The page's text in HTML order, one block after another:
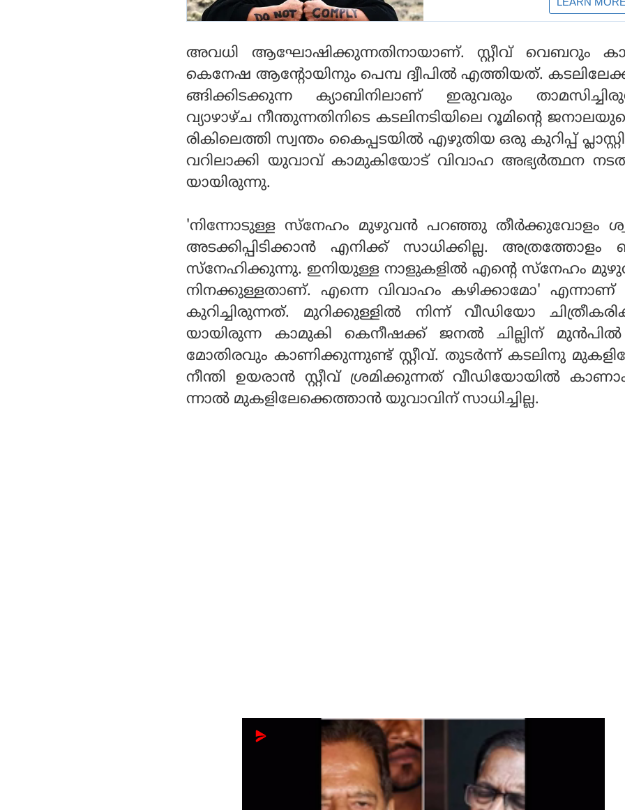
അവധി ആഘോഷിക്കുന്നതിനായാണ്. സ്റ്റീവ് വെബറും
കെനേഷ ആന്റോയിനും പെമ്പ ദ്വീപിൽ എത്തിയത്.
ങ്ങിക്കിടക്കുന്ന ക്യാബിനിലാണ് ഇരുവരും
വ്യാഴാഴ്ച നീന്തുന്നതിനിടെ കടലിനടിയിലെ റൂമിന്റെ
രികിലെത്തി സ്വന്തം കൈപ്പടയിൽ എഴുതിയ ഒരു കുറിപ്പ്
വറിലാക്കി യുവാവ് കാമുകിയോട് വിവാഹ അഭ്യർത്ഥന
യായിരുന്നു.
'നിന്നോടുള്ള സ്നേഹം മുഴുവൻ പറഞ്ഞു തീർക്കുവോളം
അടക്കിപ്പിടിക്കാൻ എനിക്ക് സാധിക്കില്ല. അത്രത്തോളം
സ്നേഹിക്കുന്നു. ഇനിയുള്ള നാളുകളിൽ എന്റെ സ്നേഹം
നിനക്കുള്ളതാണ്. എന്നെ വിവാഹം കഴിക്കാമോ' എന്നാണ്
കുറിച്ചിരുന്നത്. മുറിക്കുള്ളിൽ നിന്ന് വീഡിയോ
യായിരുന്ന കാമുകി കെനീഷക്ക് ജനൽ ചില്ലിന്
മോതിരവും കാണിക്കുന്നുണ്ട് സ്റ്റീവ്. തുടർന്ന് കടലിനു
നീന്തി ഉയരാൻ സ്റ്റീവ് ശ്രമിക്കുന്നത് വീഡിയോയിൽ
ന്നാൽ മുകളിലേക്കെത്താൻ യുവാവിന് സാധിച്ചില്ല.